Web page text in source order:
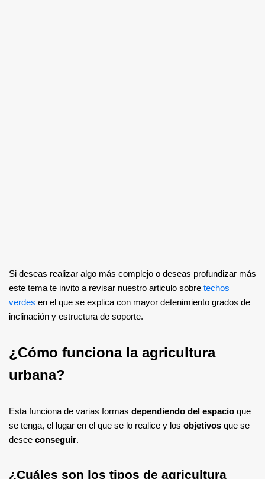
Si deseas realizar algo más complejo o deseas profundizar más
este tema te invito a revisar nuestro articulo sobre techos
verdes en el que se explica con mayor detenimiento grados de
inclinación y estructura de soporte.
¿Cómo funciona la agricultura
urbana?
Esta funciona de varias formas dependiendo del espacio que
se tenga, el lugar en el que se lo realice y los objetivos que se
desee conseguir.
¿Cuáles son los tipos de agricultura